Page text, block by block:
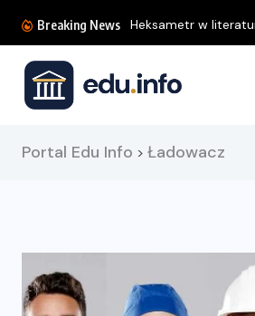
Breaking News Heksametr w
Portal Edu Info > Ładowacz